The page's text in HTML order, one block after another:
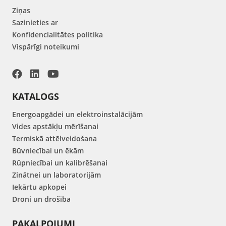
Ziņas
Sazinieties ar
Konfidencialitātes politika
Vispārīgi noteikumi
KATALOGS
Energoapgādei un elektroinstalācijām
Vides apstākļu mērīšanai
Termiskā attēlveidošana
Būvniecībai un ēkām
Rūpniecībai un kalibrēšanai
Zinātnei un laboratorijām
Iekārtu apkopei
Droni un drošība
PAKALPOJUMI